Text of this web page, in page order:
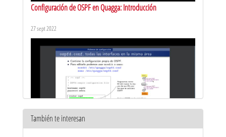
Configuración de OSPF en Quagga: Introducción
27 sept 2022
También te interesan